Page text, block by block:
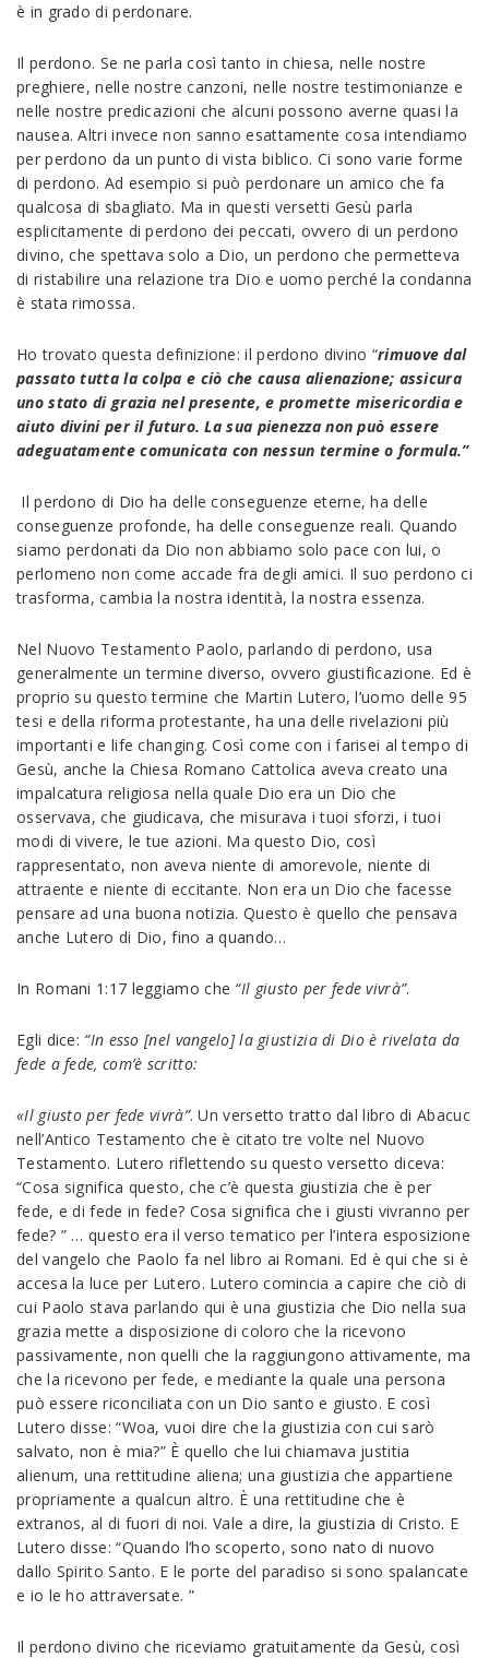
è in grado di perdonare.
Il perdono. Se ne parla così tanto in chiesa, nelle nostre
preghiere, nelle nostre canzoni, nelle nostre testimonianze e
nelle nostre predicazioni che alcuni possono averne quasi la
nausea. Altri invece non sanno esattamente cosa intendiamo
per perdono da un punto di vista biblico. Ci sono varie forme
di perdono. Ad esempio si può perdonare un amico che fa
qualcosa di sbagliato. Ma in questi versetti Gesù parla
esplicitamente di perdono dei peccati, ovvero di un perdono
divino, che spettava solo a Dio, un perdono che permetteva
di ristabilire una relazione tra Dio e uomo perché la condanna
è stata rimossa.
Ho trovato questa definizione: il perdono divino “rimuove dal
passato tutta la colpa e ciò che causa alienazione; assicura
uno stato di grazia nel presente, e promette misericordia e
aiuto divini per il futuro. La sua pienezza non può essere
adeguatamente comunicata con nessun termine o formula.”
Il perdono di Dio ha delle conseguenze eterne, ha delle
conseguenze profonde, ha delle conseguenze reali. Quando
siamo perdonati da Dio non abbiamo solo pace con lui, o
perlomeno non come accade fra degli amici. Il suo perdono ci
trasforma, cambia la nostra identità, la nostra essenza.
Nel Nuovo Testamento Paolo, parlando di perdono, usa
generalmente un termine diverso, ovvero giustificazione. Ed è
proprio su questo termine che Martin Lutero, l’uomo delle 95
tesi e della riforma protestante, ha una delle rivelazioni più
importanti e life changing. Così come con i farisei al tempo di
Gesù, anche la Chiesa Romano Cattolica aveva creato una
impalcatura religiosa nella quale Dio era un Dio che
osservava, che giudicava, che misurava i tuoi sforzi, i tuoi
modi di vivere, le tue azioni. Ma questo Dio, così
rappresentato, non aveva niente di amorevole, niente di
attraente e niente di eccitante. Non era un Dio che facesse
pensare ad una buona notizia. Questo è quello che pensava
anche Lutero di Dio, fino a quando…
In Romani 1:17 leggiamo che “Il giusto per fede vivrà”.
Egli dice: “In esso [nel vangelo] la giustizia di Dio è rivelata da
fede a fede, com’è scritto:
«Il giusto per fede vivrà”. Un versetto tratto dal libro di Abacuc
nell’Antico Testamento che è citato tre volte nel Nuovo
Testamento. Lutero riflettendo su questo versetto diceva:
“Cosa significa questo, che c’è questa giustizia che è per
fede, e di fede in fede? Cosa significa che i giusti vivranno per
fede? ” … questo era il verso tematico per l’intera esposizione
del vangelo che Paolo fa nel libro ai Romani. Ed è qui che si è
accesa la luce per Lutero. Lutero comincia a capire che ciò di
cui Paolo stava parlando qui è una giustizia che Dio nella sua
grazia mette a disposizione di coloro che la ricevono
passivamente, non quelli che la raggiungono attivamente, ma
che la ricevono per fede, e mediante la quale una persona
può essere riconciliata con un Dio santo e giusto. E così
Lutero disse: “Woa, vuoi dire che la giustizia con cui sarò
salvato, non è mia?” È quello che lui chiamava justitia
alienum, una rettitudine aliena; una giustizia che appartiene
propriamente a qualcun altro. È una rettitudine che è
extranos, al di fuori di noi. Vale a dire, la giustizia di Cristo. E
Lutero disse: “Quando l’ho scoperto, sono nato di nuovo
dallo Spirito Santo. E le porte del paradiso si sono spalancate
e io le ho attraversate. ”
Il perdono divino che riceviamo gratuitamente da Gesù, così